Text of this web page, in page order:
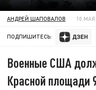
АНДРЕЙ ШАПОВАЛОВ 10 МАЯ
ПОДПИШИТЕСЬ:
Военные США
Красной площади